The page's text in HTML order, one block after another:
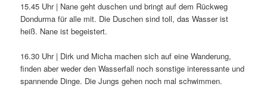
15.45 Uhr | Nane geht duschen und bringt auf dem Rückweg
Dondurma für alle mit. Die Duschen sind toll, das Wasser ist
heiß. Nane ist begeistert.
16.30 Uhr | Dirk und Micha machen sich auf eine Wanderung,
finden aber weder den Wasserfall noch sonstige interessante und
spannende Dinge. Die Jungs gehen noch mal schwimmen.